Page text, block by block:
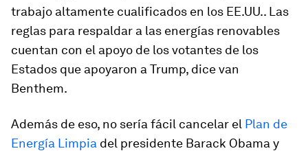
trabajo altamente cualificados en los EE.UU.. Las
reglas para respaldar a las energías renovables
cuentan con el apoyo de los votantes de los
Estados que apoyaron a Trump, dice van
Benthem.
Además de eso, no sería fácil cancelar el Plan de
Energía Limpia del presidente Barack Obama y